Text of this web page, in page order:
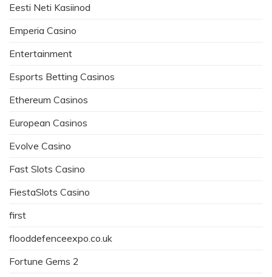
Eesti Neti Kasiinod
Emperia Casino
Entertainment
Esports Betting Casinos
Ethereum Casinos
European Casinos
Evolve Casino
Fast Slots Casino
FiestaSlots Casino
first
flooddefenceexpo.co.uk
Fortune Gems 2